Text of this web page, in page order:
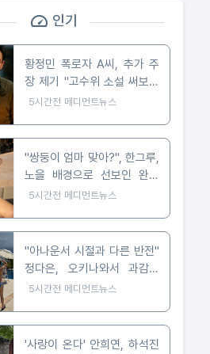
인기
황정민 폭로자 A씨, 추가 주
장 제기 "고수위 소설 써보라
요구 받아"
5시간전 메디먼트뉴스
"쌍둥이 엄마 맞아?", 한그루,
노을 배경으로 선보인 완벽
비키니 자태
5시간전 메디먼트뉴스
"아나운서 시절과 다른 반전"
정다은, 오키나와서 과감한
비키니 자태 공개
5시간전 메디먼트뉴스
'사랑이 온다' 안희연, 하석진